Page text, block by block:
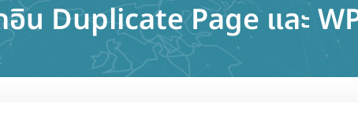
อิน Duplicate Page และ